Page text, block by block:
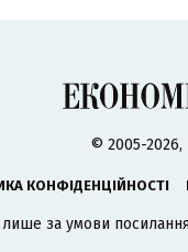
© 2005-
КОНФІДЕНЦІЙНОСТІ
лише за умови